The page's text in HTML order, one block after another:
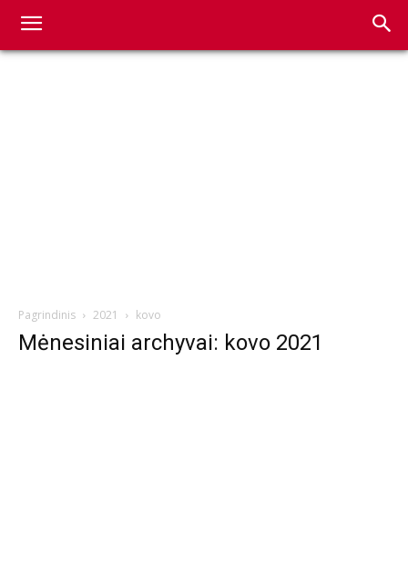
Pagrindinis 2021 kovo
Mėnesiniai archyvai: kovo 2021